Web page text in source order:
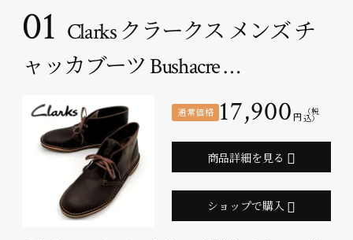
01 Clarks クラークス メンズ チ
ャッカブーツ Bushacre …
通常価格 17,900 円 （税
込）
商品詳細を見る
ショップで購入